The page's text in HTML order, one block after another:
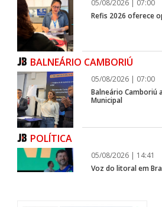
05/08/2026 | 07:00
Refis 2026 oferece
BALNEÁRIO CAMBORIÚ
05/08/2026 | 07:00
Balneário Camboriú
Municipal
POLÍTICA
05/08/2026 | 14:41
Voz do litoral em